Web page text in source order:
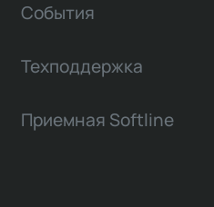
События
Техподдержка
Приемная Softline